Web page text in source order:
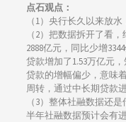
点石观点：
（1）央行长久以来放
（2）把数据拆开了看
2888亿元，同比少增
贷款增加了1.53万亿元
贷款的增幅偏少，意味
周转，通过中长期贷款
（3）整体社融数据还
半年社融数据预计会有